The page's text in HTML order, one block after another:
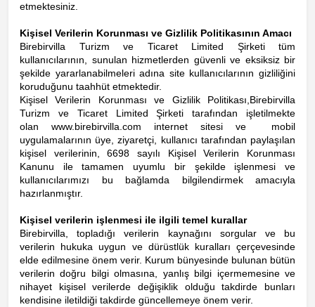
etmektesiniz.
Kişisel Verilerin Korunması ve Gizlilik Politikasının Amacı
Birebirvilla Turizm ve Ticaret Limited Şirketi tüm
kullanıcılarının, sunulan hizmetlerden güvenli ve eksiksiz bir
şekilde yararlanabilmeleri adına site kullanıcılarının gizliliğini
koruduğunu taahhüt etmektedir.
Kişisel Verilerin Korunması ve Gizlilik Politikası, Birebirvilla
Turizm ve Ticaret Limited Şirketi tarafından işletilmekte
olan www.birebirvilla.com internet sitesi ve mobil
uygulamalarının üye, ziyaretçi, kullanıcı tarafından paylaşılan
kişisel verilerinin, 6698 sayılı Kişisel Verilerin Korunması
Kanunu ile tamamen uyumlu bir şekilde işlenmesi ve
kullanıcılarımızı bu bağlamda bilgilendirmek amacıyla
hazırlanmıştır.
Kişisel verilerin işlenmesi ile ilgili temel kurallar
Birebirvilla, topladığı verilerin kaynağını sorgular ve bu
verilerin hukuka uygun ve dürüstlük kuralları çerçevesinde
elde edilmesine önem verir. Kurum bünyesinde bulunan bütün
verilerin doğru bilgi olmasına, yanlış bilgi içermemesine ve
nihayet kişisel verilerde değişiklik olduğu takdirde bunları
kendisine iletildiği takdirde güncellemeye önem verir.